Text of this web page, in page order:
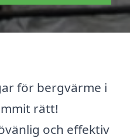
för bergvärme i
rätt!
och effektiv